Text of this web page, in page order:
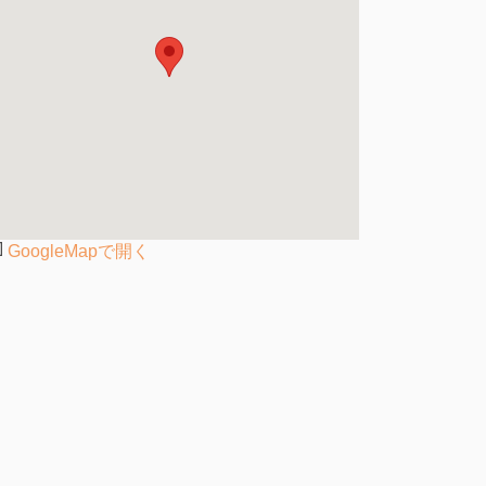
GoogleMapで開く